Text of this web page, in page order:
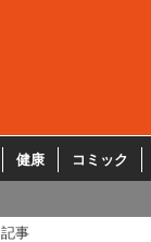
健康 コミック
記事